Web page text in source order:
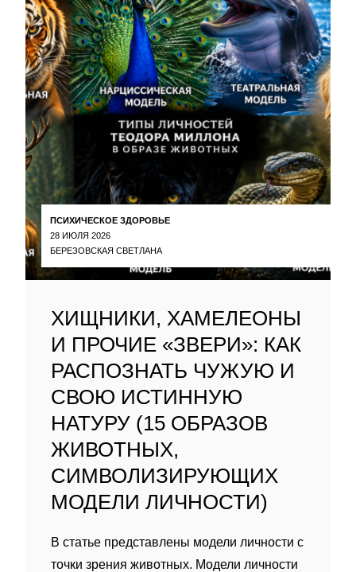
ПСИХИЧЕСКОЕ ЗДОРОВЬЕ
28 ИЮЛЯ 2026
БЕРЕЗОВСКАЯ СВЕТЛАНА
ХИЩНИКИ, ХАМЕЛЕОНЫ
И ПРОЧИЕ «ЗВЕРИ»: КАК
РАСПОЗНАТЬ ЧУЖУЮ И
СВОЮ ИСТИННУЮ
НАТУРУ (15 ОБРАЗОВ
ЖИВОТНЫХ,
СИМВОЛИЗИРУЮЩИХ
МОДЕЛИ ЛИЧНОСТИ)
В статье представлены модели личности с
точки зрения животных. Модели личности